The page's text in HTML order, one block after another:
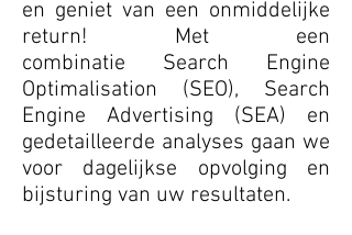
en geniet van een onmiddelijke
return! Met een
combinatie Search Engine
Optimalisation (SEO), Search
Engine Advertising (SEA) en
gedetailleerde analyses gaan we
voor dagelijkse opvolging en
bijsturing van uw resultaten.